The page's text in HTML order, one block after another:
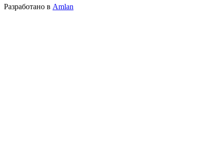
Разработано в Amlan